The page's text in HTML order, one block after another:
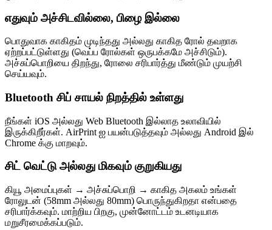
எதுவும் அச்சிடவில்லை, பிழை இல்லை
பொதுவாக காகிதம் முடிந்தது அல்லது காகித ரோல் தவறாக
ஏற்றப்பட்டுள்ளது (வெப்ப ரோல்கள் ஒருபக்கமே அச்சிடும்).
அச்சுப்பொறியை திறந்து, ரோலை சரிபார்த்து மீண்டும் முயற்சி
செய்யவும்.
Bluetooth சிப் சாயல் நிறத்தில் உள்ளது
நீங்கள் iOS அல்லது Web Bluetooth இல்லாத உலாவியில்
இருக்கிறீர்கள். AirPrint ஐ பயன்படுத்தவும் அல்லது Android இல்
Chrome க்கு மாறவும்.
சிட் வெட்டு அல்லது மிகவும் குறுகியது
கியூ அமைப்புகள் → அச்சுப்பொறி → காகித அகலம் உங்கள்
ரோலுடன் (58mm அல்லது 80mm) பொருந்துகிறதா என்பதை
சரிபார்க்கவும். மாற்றிய பிறகு, முன்னோட்டம் உடனடியாக
மறுசீரமைக்கப்படும்.